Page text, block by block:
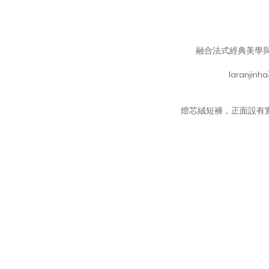
融合法式經典美學
laranjinha
燈芯絨短褲，正面設有